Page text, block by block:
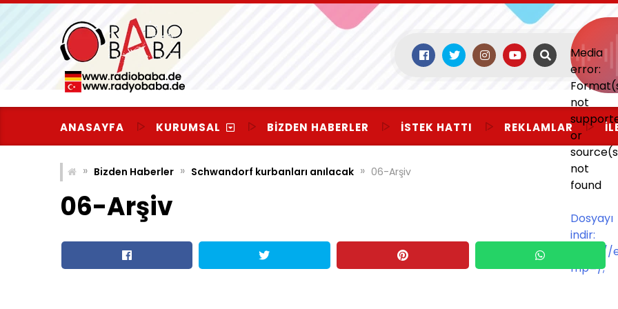
Skip
content
Media
error:
not
or
not
found
Dosyayı
indir:
mp=/;
ANASAYFA KURUMSAL BIZDEN HABERLER İSTEK HATTI REKLAMLAR
» Bizden Haberler » Schwandorf kurbanları anılacak » 06-Arşiv
06-Arşiv